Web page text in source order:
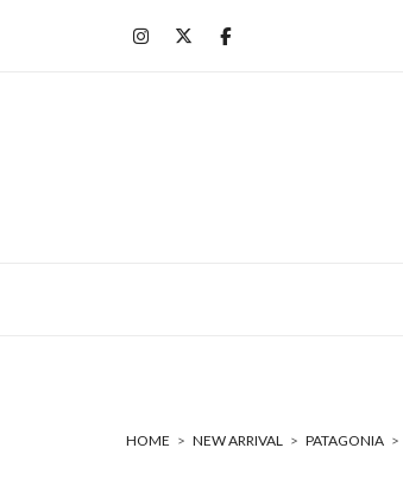
HOME > NEW ARRIVAL > PATAGONIA >